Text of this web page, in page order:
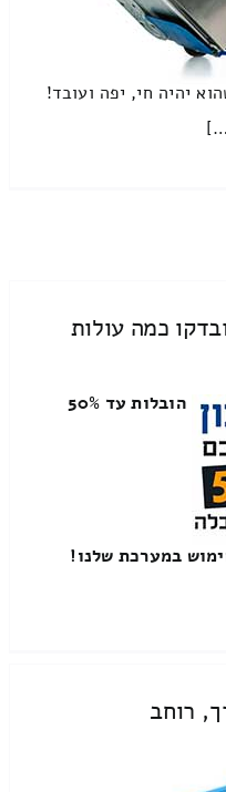
יהיה חי, יפה ועובד!
כמה עולות
הובלות עד 50%
במערכת שלנו!
רוחב